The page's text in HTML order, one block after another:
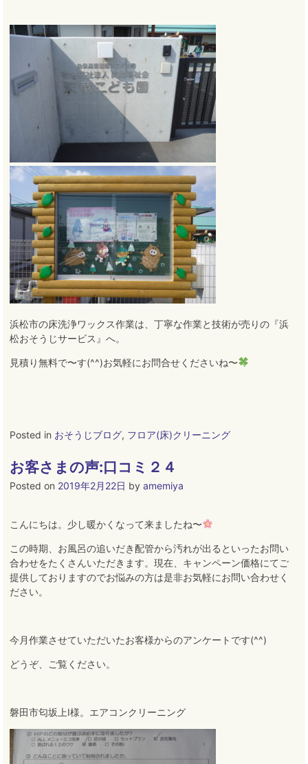
浜松市の床洗浄ワックス作業は、丁寧な作業と技術が売りの『浜
松おそうじサービス』へ。
見積り無料で〜す(^^)お気軽にお問合せくださいね〜
Posted in おそうじブログ, フロア(床)クリーニング
お客さまの声:口コミ２４
Posted on 2019年2月22日 byamemiya
こんにちは。少し暖かくなって来ましたね〜
この時期、お風呂の追いだき配管から汚れが出るといったお問い
合わせをたくさんいただきます。現在、キャンペーン価格にてご
提供しておりますのでお悩みの方は是非お気軽にお問い合わせく
ださい。
今月作業させていただいたお客様からのアンケートです(^^)
どうぞ、ご覧ください。
磐田市匂坂上I様。エアコンクリーニング